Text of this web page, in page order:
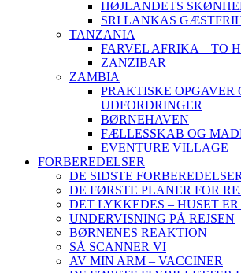
HØJLANDETS
SRI LANKAS
TANZANIA
FARVEL AFRIKA – TO
ZANZIBAR
ZAMBIA
PRAKTISKE OPGAVER
UDFORDRINGER
BØRNEHAVEN
FÆLLESSKAB OG
EVENTURE VILLAGE
FORBEREDELSER
DE SIDSTE FORBEREDELSER
DE FØRSTE PLANER FOR
DET LYKKEDES – HUSET
UNDERVISNING PÅ REJSEN
BØRNENES REAKTION
SÅ SCANNER VI
AV MIN ARM – VACCINER